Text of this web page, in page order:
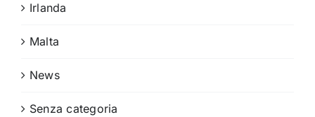
Irlanda
Malta
News
Senza categoria